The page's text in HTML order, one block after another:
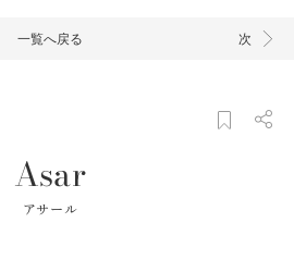
一覧へ戻る 次
Asar
アサール